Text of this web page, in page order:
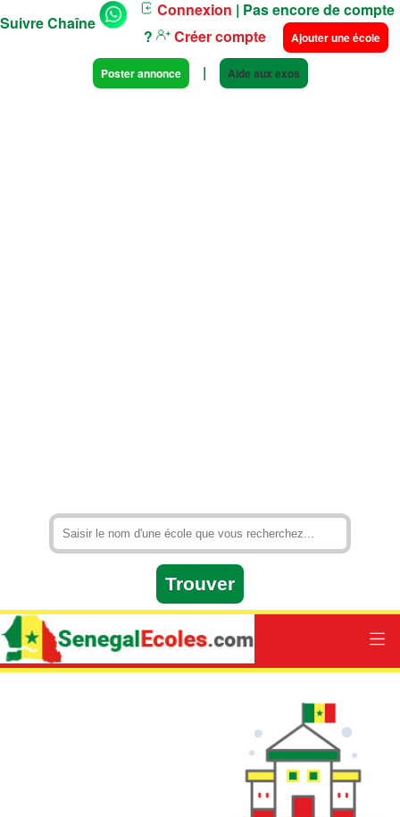
Suivre Chaîne
Connexion | Pas encore de compte
?
Créer compte Ajouter une école
Poster annonce | Aide aux exos